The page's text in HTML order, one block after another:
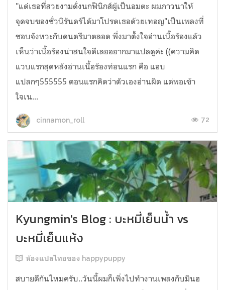
"แด่เธอที่สวยงามดั่งนกฟินิกส์ผู้เป็นอมตะ ผมภาวนาให้
จุดจบของชั่วนิรันดร์ได้มาโปรดเธอด้วยเทอญ"เป็นเพลงที่
ชอบจังหวะกับดนตรีมาตลอด พึ่งมาตั้งใจอ่านเนื้อร้องแล้ว
เห็นว่าเนื้อร้องน่าสนใจดีเลยอยากมาแปลดูค่ะ ((ความคิด
แวบแรกสุดหลังอ่านเนื้อร้องท่อนแรก คือ แอบ
แปลกๆ555555 ตอนแรกคิดว่าตัวเองอ่านผิด แต่พอเข้า
ใจเน...
cinnamon_roll 72
Kyungmin's Blog : บะหมี่เย็นน้ำ vs
บะหมี่เย็นแห้ง
ห้องแปลไทยของ happypuppy
สบายดีกันไหมครับ..วันนี้ผมก็เพิ่งไปทำงานเพลงกับมินฮ